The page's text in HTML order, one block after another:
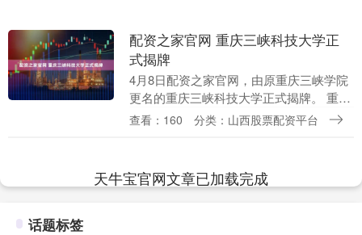
配资之家官网 重庆三峡科技大学正
式揭牌
4月8日配资之家官网，由原重庆三峡学院
更名的重庆三峡科技大学正式揭牌。 重庆
三峡科技大学是重庆市人民政府举办、重
查看：160 分类：山西股票配资平台
天牛宝官网文章已加载完成
话题标签